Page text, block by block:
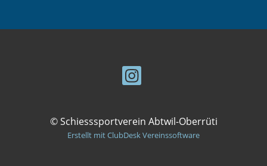
© Schiesssportverein Abtwil-Oberrüti
Erstellt mit ClubDesk Vereinssoftware